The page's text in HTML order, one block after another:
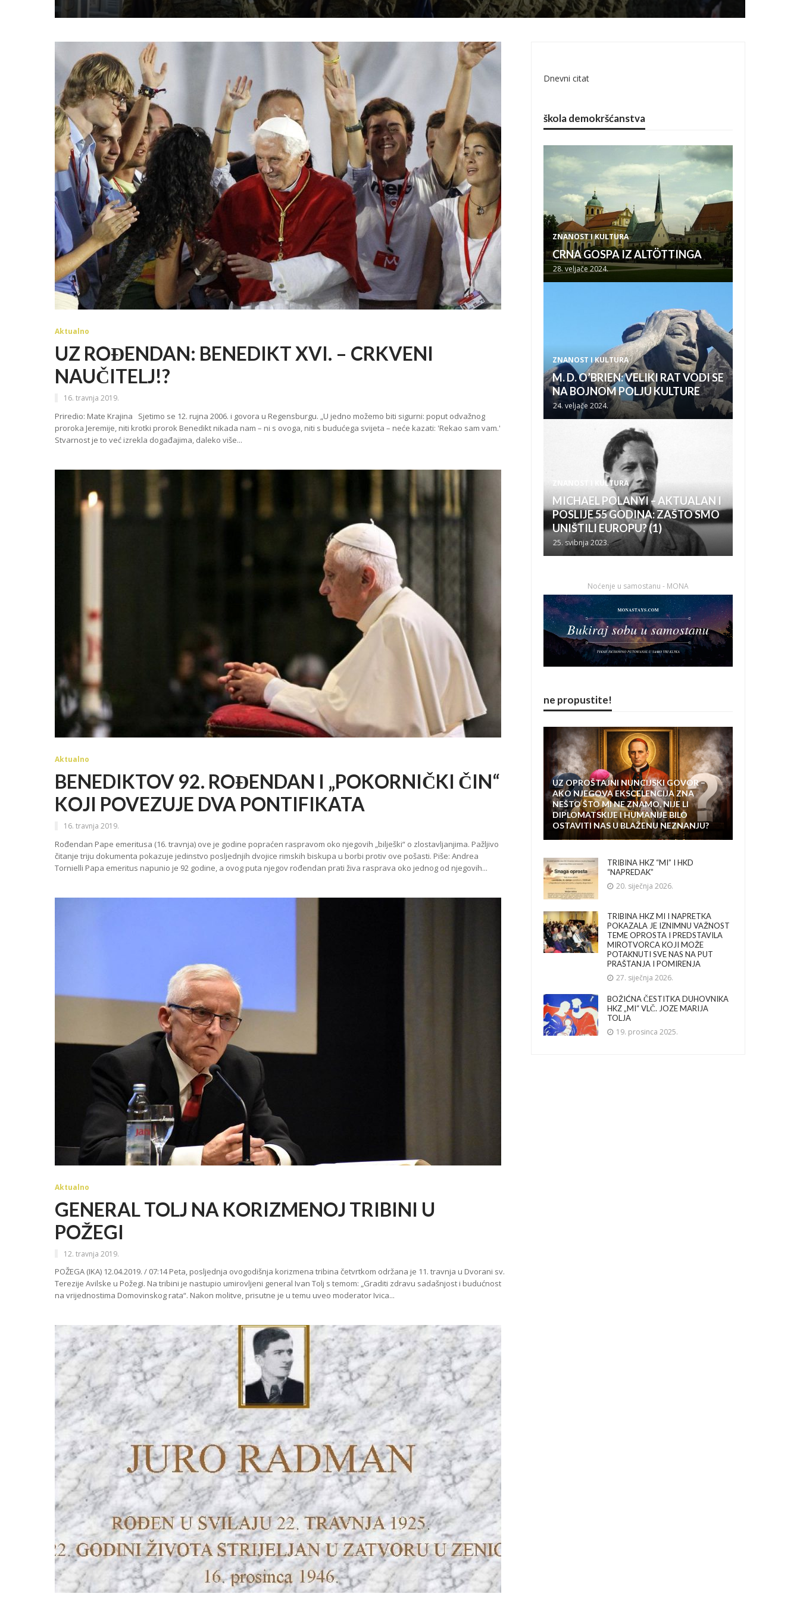
Aktualno
UZ ROĐENDAN: BENEDIKT XVI. – CRKVENI
NAUČITELJ!?
16. travnja 2019.
Priredio: Mate Krajina Sjetimo se 12. rujna 2006. i govora u Regensburgu. „U jedno možemo biti sigurni: poput odvažnog
proroka Jeremije, niti krotki prorok Benedikt nikada nam – ni s ovoga, niti s budućega svijeta – neće kazati: 'Rekao sam vam.'
Stvarnost je to već izrekla događajima, daleko više...
Aktualno
BENEDIKTOV 92. ROĐENDAN I „POKORNIČKI ČIN“
KOJI POVEZUJE DVA PONTIFIKATA
16. travnja 2019.
Rođendan Pape emeritusa (16. travnja) ove je godine popraćen raspravom oko njegovih „bilješki“ o zlostavljanjima. Pažljivo
čitanje triju dokumenta pokazuje jedinstvo posljednjih dvojice rimskih biskupa u borbi protiv ove pošasti. Piše: Andrea
Tornielli Papa emeritus napunio je 92 godine, a ovog puta njegov rođendan prati živa rasprava oko jednog od njegovih...
Aktualno
GENERAL TOLJ NA KORIZMENOJ TRIBINI U
POŽEGI
12. travnja 2019.
POŽEGA (IKA) 12.04.2019. / 07:14 Peta, posljednja ovogodišnja korizmena tribina četvrtkom održana je 11. travnja u Dvorani sv.
Terezije Avilske u Požegi. Na tribini je nastupio umirovljeni general Ivan Tolj s temom: „Graditi zdravu sadašnjost i budućnost
na vrijednostima Domovinskog rata“. Nakon molitve, prisutne je u temu uveo moderator Ivica...
Dnevni citat
škola demokršćanstva
ZNANOST I KULTURA
CRNA GOSPA IZ ALTÖTTINGA
28. veljače 2024.
ZNANOST I KULTURA
M. D. O’BRIEN: VELIKI RAT VODI SE
NA BOJNOM POLJU KULTURE
24. veljače 2024.
ZNANOST I KULTURA
MICHAEL POLANYI – AKTUALAN I
POSLIJE 55 GODINA: ZAŠTO SMO
UNIŠTILI EUROPU? (1)
25. svibnja 2023.
Noćenje u samostanu - MONA
ne propustite!
UZ OPROŠTAJNI NUNCIJSKI GOVOR –
AKO NJEGOVA EKSCELENCIJA ZNA
NEŠTO ŠTO MI NE ZNAMO, NIJE LI
DIPLOMATSKIJE I HUMANIJE BILO
OSTAVITI NAS U BLAŽENU NEZNANJU?
TRIBINA HKZ “MI” I HKD
“NAPREDAK”
20. siječnja 2026.
TRIBINA HKZ MI I NAPRETKA
POKAZALA JE IZNIMNU VAŽNOST
TEME OPROSTA I PREDSTAVILA
MIROTVORCA KOJI MOŽE
POTAKNUTI SVE NAS NA PUT
PRAŠTANJA I POMIRENJA
27. siječnja 2026.
BOŽIĆNA ČESTITKA DUHOVNIKA
HKZ „MI“ VLČ. JOZE MARIJA
TOLJA
19. prosinca 2025.